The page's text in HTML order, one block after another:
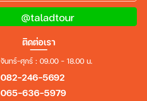
@taladtour
ติดต่อเรา
จันทร์-ศุกร์ : 09.00 - 18.00 น.
082-246-5692
065-636-5979